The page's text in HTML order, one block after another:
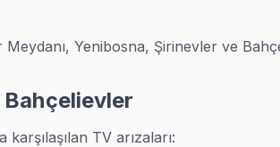
mı? İşe başlıyoruz. Başka şart yok.
Yenibosna, Şirinevler ve
Bahçelievler
TV arızaları: